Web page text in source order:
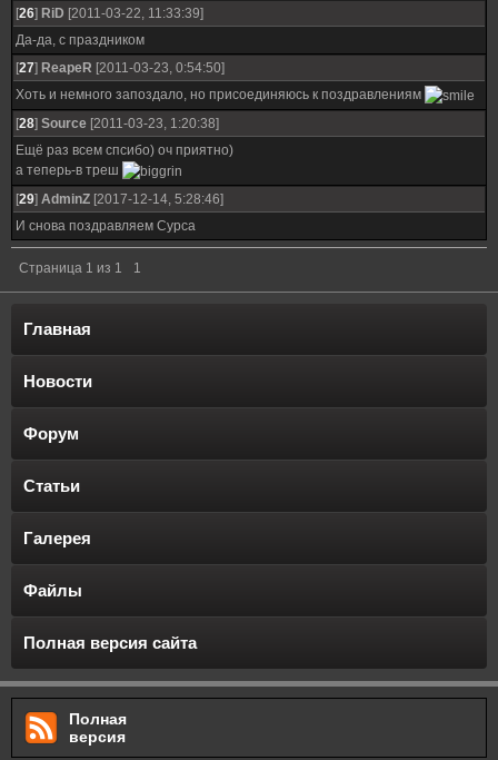
[26] RiD [2011-03-22, 11:33:39]
Да-да, с праздником
[27] ReapeR [2011-03-23, 0:54:50]
Хоть и немного запоздало, но присоединяюсь к поздравлениям
[28] Source [2011-03-23, 1:20:38]
Ещё раз всем спсибо) оч приятно)
а теперь-в треш
[29] AdminZ [2017-12-14, 5:28:46]
И снова поздравляем Сурса
Страница 1 из 1 1
Главная
Новости
Форум
Статьи
Галерея
Файлы
Полная версия сайта
Полная
версия